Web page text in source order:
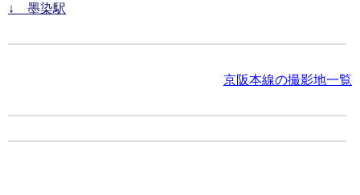
↓ 墨染駅
京阪本線の撮影地一覧